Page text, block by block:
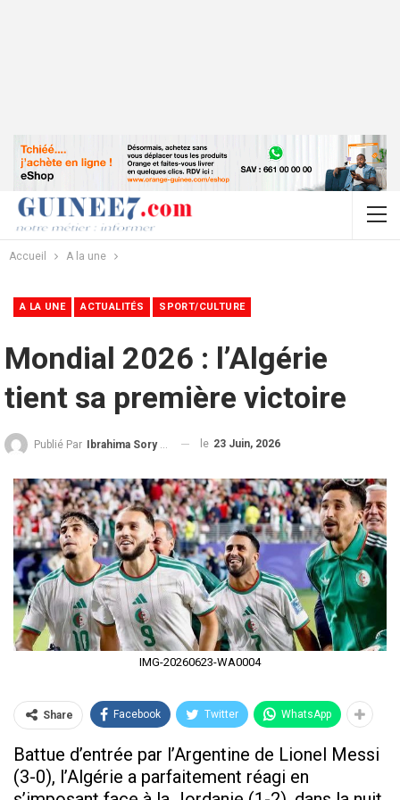
Accueil A la une
A LA UNE ACTUALITÉS SPORT/CULTURE
Mondial 2026 : l’Algérie
tient sa première victoire
Publié Par Ibrahima Sory Diallo le 23 Juin, 2026
IMG-20260623-WA0004
Share Facebook Twitter WhatsApp
Battue d’entrée par l’Argentine de Lionel Messi
(3-0), l’Algérie a parfaitement réagi en